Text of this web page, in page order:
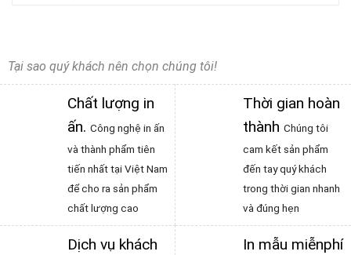
Tại sao quý khách nên chọn chúng tôi!
Chất lượng in
ấn. Công nghệ in ấn
và thành phẩm tiên
tiến nhất tại Việt Nam
để cho ra sản phẩm
chất lượng cao
Thời gian hoàn
thành Chúng tôi
cam kết sản phẩm
đến tay quý khách
trong thời gian nhanh
và đúng hẹn
Dịch vụ khách
In mẫu miễnphí